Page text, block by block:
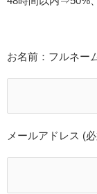
お名前：フルネー
メールアドレス (